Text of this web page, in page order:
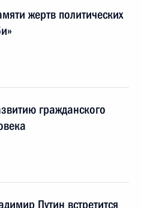
жертв политических
гражданского
Путин встретится